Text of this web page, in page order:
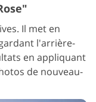
Il met en
l'arrière-
en appliquant
de nouveau-